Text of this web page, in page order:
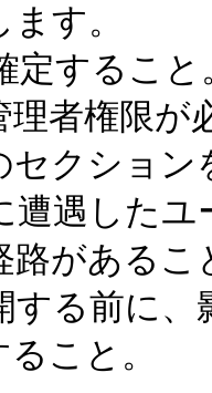
す。
するこ
理者権限
セクション
遇したユ
路があるこ
る前に、
こと。